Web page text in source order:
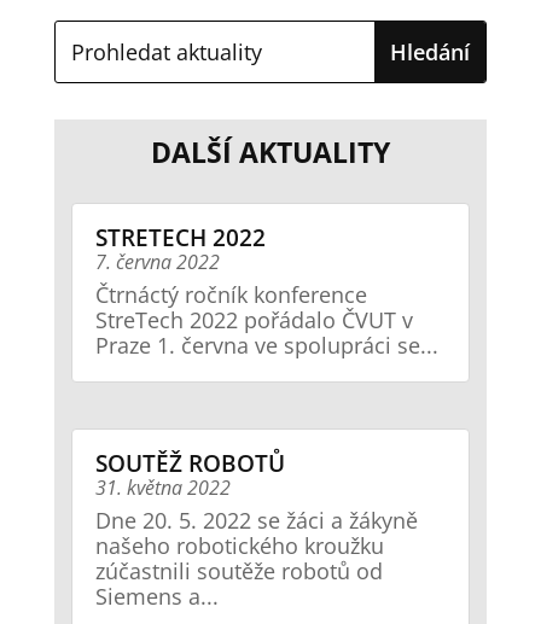
DALŠÍ AKTUALITY
STRETECH 2022
7. června 2022
Čtrnáctý ročník konference
StreTech 2022 pořádalo ČVUT v
Praze 1. června ve spolupráci se...
SOUTĚŽ ROBOTŮ
31. května 2022
Dne 20. 5. 2022 se žáci a žákyně
našeho robotického kroužku
zúčastnili soutěže robotů od
Siemens a...